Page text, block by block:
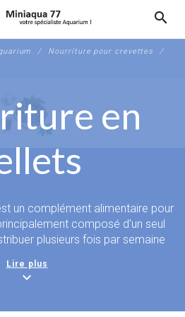
search
Nourriture pour crevettes
en
un complément alimentaire pour
composé d'un seul
plusieurs fois par semaine
crevettes (fibres, vitamines,
Lire plus
expand_more